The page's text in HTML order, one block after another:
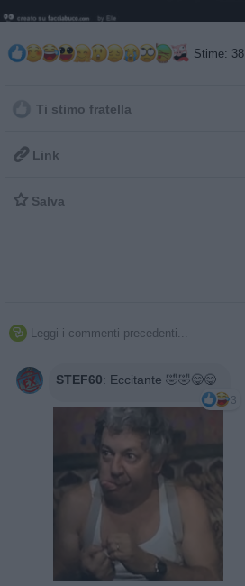
Stime: 38
Ti stimo fratella
 Link
 Salva
 Leggi i commenti precedenti...
STEF60: Eccitante 🤣🤣😋😋
3